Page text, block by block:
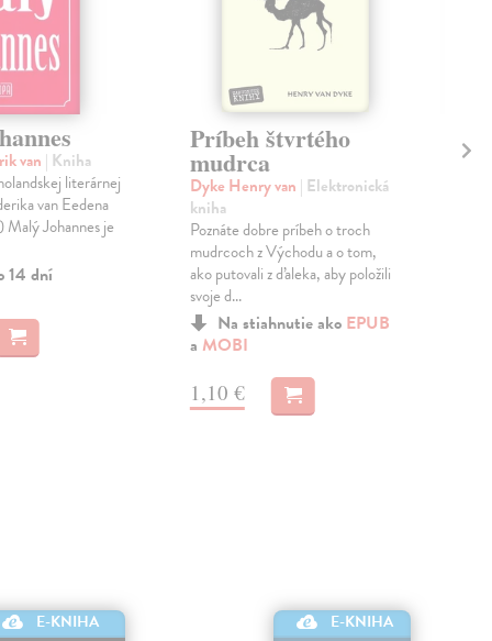
van | Kniha
literárnej
van Eedena
Johannes je
14 dní
Príbeh štvrtého
mudrca
Dyke Henry van | Elektronická
kniha
Poznáte dobre príbeh o troch
mudrcoch z Východu a o tom,
ako putovali z ďaleka, aby položili
svoje d...
Na stiahnutie ako EPUB
a MOBI
1,10 €
E-KNIHA E-KNIHA